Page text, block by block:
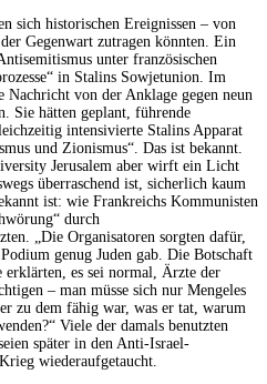
sich historischen Ereignissen – von
Gegenwart zutragen könnten. Ein
unter französischen
in Stalins Sowjetunion. Im
Nachricht von der Anklage gegen neun
Sie hätten geplant, führende
intensivierte Stalins Apparat
und Zionismus“. Das ist bekannt.
Jerusalem aber wirft ein Licht
überraschend ist, sicherlich kaum
ist: wie Frankreichs Kommunisten
durch
„Die Organisatoren sorgten dafür,
genug Juden gab. Die Botschaft
erklärten, es sei normal, Ärzte der
– man müsse sich nur Mengeles
zu dem fähig war, was er tat, warum
Viele der damals benutzten
später in den Anti-Israel-
wiederaufgetaucht.